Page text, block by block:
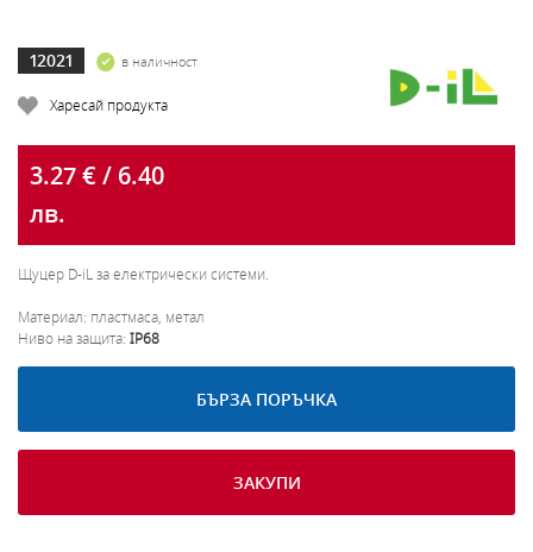
12021 в наличност
Харесай продукта
3.27 € / 6.40
лв.
Щуцер D-iL за електрически системи.
Материал: пластмаса, метал
Ниво на защита: IP68
БЪРЗА ПОРЪЧКА
ЗАКУПИ